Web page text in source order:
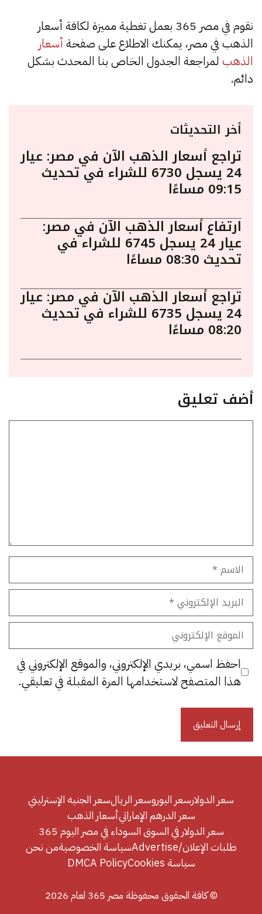
نقوم في مصر 365 بعمل تغطية مميزة لكافة أسعار
الذهب في مصر، يمكنك الاطلاع على صفحة أسعار
الذهب لمراجعة الجدول الخاص بنا المحدث بشكل
دائم.
أخر التحديثات
تراجع أسعار الذهب الآن في مصر: عيار
24 يسجل 6730 للشراء في تحديث
09:15 مساءًا
ارتفاع أسعار الذهب الآن في مصر:
عيار 24 يسجل 6745 للشراء في
تحديث 08:30 مساءًا
تراجع أسعار الذهب الآن في مصر: عيار
24 يسجل 6735 للشراء في تحديث
08:20 مساءًا
أضف تعليق
الاسم
البريد
الإلكتروني
الموقع
الإلكتروني
احفظ اسمي، بريدي الإلكتروني، والموقع الإلكتروني في
هذا المتصفح لاستخدامها المرة المقبلة في تعليقي.
سعر الدولارسعر اليوروسعر الريالسعر الجنيه الإسترليني
سعر الدرهم الإماراتيأسعار الذهب
سعر الدولار في السوق السوداء في مصر اليوم 365
طلبات الإعلان/Advertise
سياسة الخصوصيةمن نحن
سياسة Cookies
DMCA Policy
© كافة الحقوق محفوظة مصر 365 لعام 2026